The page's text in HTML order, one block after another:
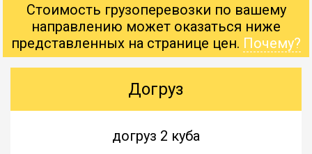
Стоимость грузоперевозки по вашему
направлению может оказаться ниже
представленных на странице цен. Почему?
Догруз
догруз 2 куба